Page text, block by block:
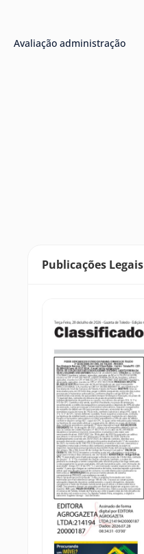
Avaliação administração
Publicações Legais